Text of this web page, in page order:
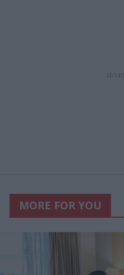
MORE FOR YOU